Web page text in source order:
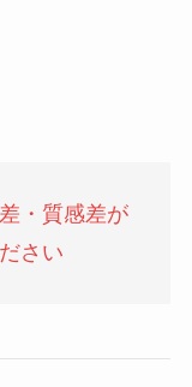
・質感差が
さい